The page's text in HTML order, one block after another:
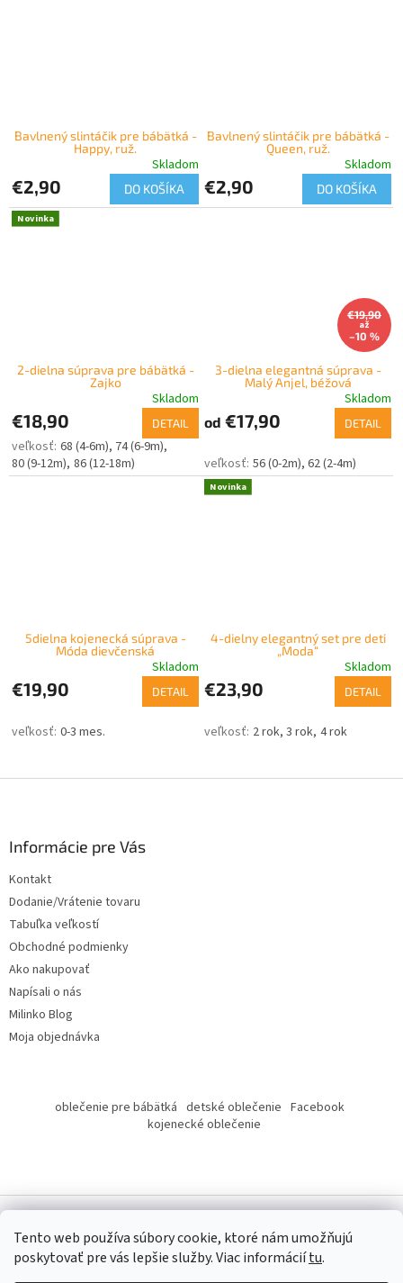
Tento web používa súbory cookie, ktoré nám umožňujú
poskytovať pre vás lepšie služby.Viac informáciítu.
Bavlnený slintáčik pre bábätká -
Happy, ruž.
Skladom
€2,90 DO KOŠÍKA
Bavlnený slintáčik pre bábätká -
Queen, ruž.
Skladom
€2,90 DO KOŠÍKA
Novinka
2-dielna súprava pre bábätká -
Zajko
Skladom
€18,90 DETAIL
68 (4-6m) 74 (6-9m)
80 (9-12m) 86 (12-18m)
€19,90
až
–10 %
3-dielna elegantná súprava -
Malý Anjel, béžová
Skladom
od €17,90 DETAIL
56 (0-2m) 62 (2-4m)
5dielna kojenecká súprava -
Móda dievčenská
Skladom
€19,90 DETAIL
0-3 mes.
Novinka
4-dielny elegantný set pre deti
„Moda“
Skladom
€23,90 DETAIL
2 rok 3 rok 4 rok
Informácie pre Vás
Kontakt
Dodanie/Vrátenie tovaru
Tabuľka veľkostí
Obchodné podmienky
Ako nakupovať
Napísali o nás
Milinko Blog
Moja objednávka
oblečenie pre bábätká detské oblečenie Facebook
kojenecké oblečenie